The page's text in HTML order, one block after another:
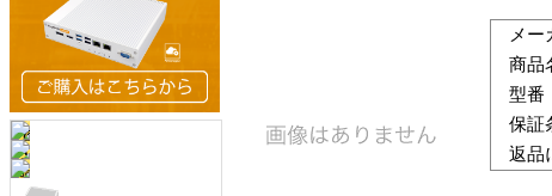
メー
商品
型番
保証
返品